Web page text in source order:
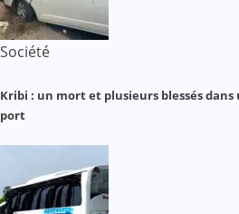
Société
Kribi : un mort et plusieurs blessés
port